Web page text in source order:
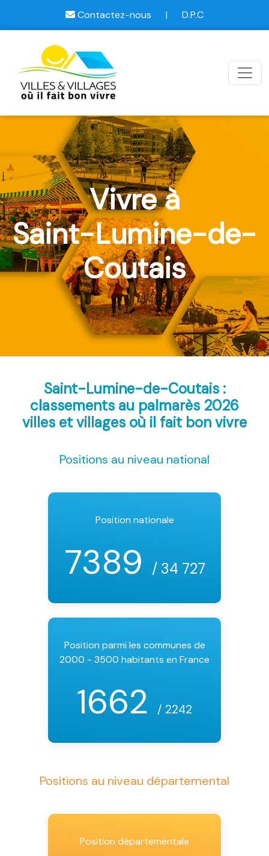
Contactez-nous | D.P.C
Vivre à
Saint-Lumine-de-
Coutais
Saint-Lumine-de-Coutais :
classements au palmarès 2026
villes et villages où il fait bon vivre
Positions au niveau national
Position nationale
7389 / 34 727
Position parmi les communes de
2000 - 3500 habitants en France
1662 / 2242
Positions au niveau départemental
Position départementale